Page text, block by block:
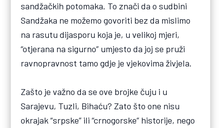
sandžačkih potomaka. To znači da o sudbini
Sandžaka ne možemo govoriti bez da mislimo
na rasutu dijasporu koja je, u velikoj mjeri,
“otjerana na sigurno” umjesto da joj se pruži
ravnopravnost tamo gdje je vjekovima živjela.
Zašto je važno da se ove brojke čuju i u
Sarajevu, Tuzli, Bihaću? Zato što one nisu
okrajak “srpske” ili “crnogorske” historije, nego